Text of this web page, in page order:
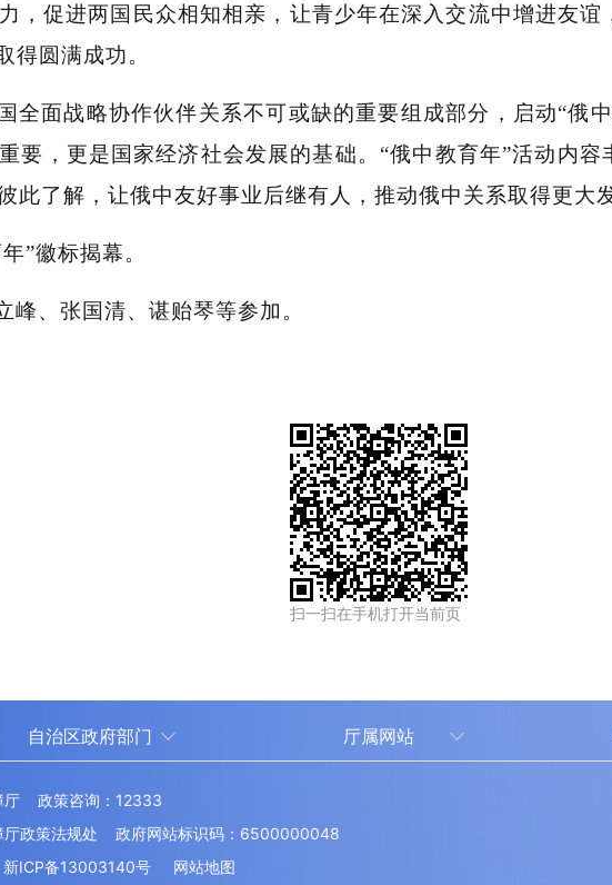
，促进两国民众相知相亲，让青少年在深入交流中增进友
得圆满成功。
全面战略协作伙伴关系不可或缺的重要组成部分，启动“俄
要，更是国家经济社会发展的基础。“俄中教育年”活动内
此了解，让俄中友好事业后继有人，推动俄中关系取得更大
”徽标揭幕。
峰、张国清、谌贻琴等参加。
扫一扫在手机打开当前页
自治区政府部门
退役军人事务厅
厅属网站
厅 政策咨询：12333
厅政策法规处 政府网站标识码：6500000048
新ICP备13003140号 网站地图